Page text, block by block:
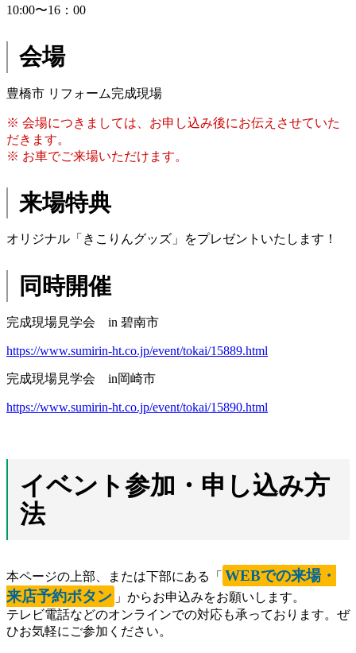
10:00〜16：00
会場
豊橋市 リフォーム完成現場
※ 会場につきましては、お申し込み後にお伝えさせていた
だきます。
※ お車でご来場いただけます。
来場特典
オリジナル「きこりんグッズ」をプレゼントいたします！
同時開催
完成現場見学会 in 碧南市
https://www.sumirin-ht.co.jp/event/tokai/15889.html
完成現場見学会 in岡崎市
https://www.sumirin-ht.co.jp/event/tokai/15890.html
イベント参加・申し込み方
法
本ページの上部、または下部にある「 WEBでの来場・
来店予約ボタン 」からお申込みをお願いします。
テレビ電話などのオンラインでの対応も承っております。ぜ
ひお気軽にご参加ください。